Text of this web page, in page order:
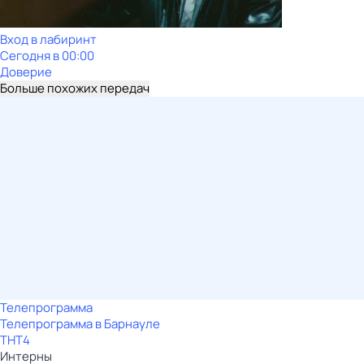
Вход в лабиринт
Сегодня в 00:00
Доверие
Больше похожих передач
Телепрограмма
Телепрограмма в Барнауле
ТНТ4
Интерны